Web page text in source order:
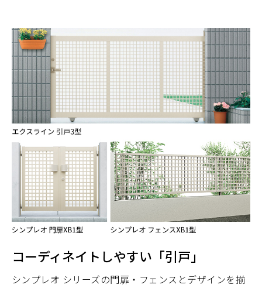
コーディネイトしやすい「引戸」
シンプレオ シリーズの門扉・フェンスとデザインを揃